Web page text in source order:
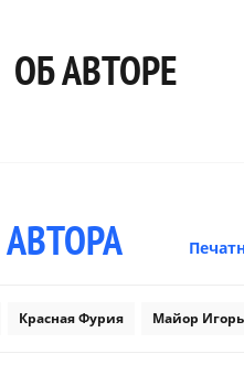
ОБ АВТОРЕ
АВТОРА
Красная Фурия Майор